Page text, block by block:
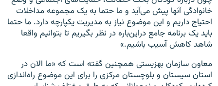
خانوادگی آنها پیش می‌آید و ما حتما به یک مجموعه مداخلات
احتیاج داریم و این موضوع نیاز به مدیریت یکپارچه دارد. ما حتما
باید یک برنامه جامع دراین‌باره در نظر بگیریم تا بتوانیم واقعا
شاهد کاهش آسیب باشیم.»
معاون سازمان بهزیستی همچنین گفته است که «ما الان در
استان سیستان‌ و بلوچستان مرکزی را برای این موضوع راه‌اندازی